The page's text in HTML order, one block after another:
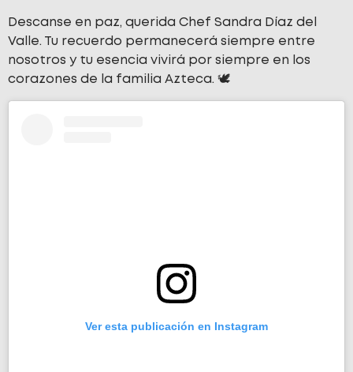
Descanse en paz, querida Chef Sandra Díaz del
Valle. Tu recuerdo permanecerá siempre entre
nosotros y tu esencia vivirá por siempre en los
corazones de la familia Azteca. 🕊️
Ver esta publicación en Instagram